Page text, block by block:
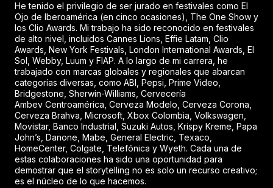
He tenido el privilegio de ser jurado en festivales como El
Ojo de Iberoamérica (en cinco ocasiones), The One Show y
los Clio Awards. Mi trabajo ha sido reconocido en festivales
de alto nivel, incluidos Cannes Lions, Effie Latam, Clio
Awards, New York Festivals, London International Awards, El
Sol, Webby, Luum y FIAP. A lo largo de mi carrera, he
trabajado con marcas globales y regionales que abarcan
categorías diversas, como ABI, Pepsi, Prime Video,
Bridgestone, Sherwin-Williams, Cervecería
Ambev Centroamérica, Cerveza Modelo, Cerveza Corona,
Cerveza Brahva, Microsoft, Xbox Colombia, Volkswagen,
Movistar, Banco Industrial, Suzuki Autos, Krispy Kreme, Papa
John’s, Danone, Mabe, General Electric, Texaco,
HomeCenter, Colgate, Telefónica y Wyeth. Cada una de
estas colaboraciones ha sido una oportunidad para
demostrar que el storytelling no es solo un recurso creativo;
es el núcleo de lo que hacemos.